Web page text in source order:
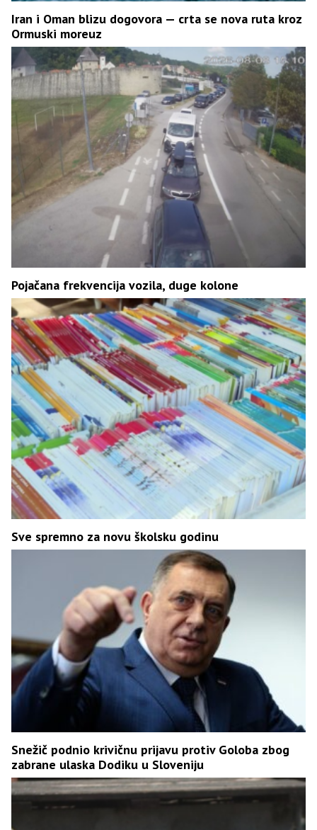
Iran i Oman blizu dogovora — crta se nova ruta kroz
Ormuski moreuz
Pojačana frekvencija vozila, duge kolone
Sve spremno za novu školsku godinu
Snežič podnio krivičnu prijavu protiv Goloba zbog
zabrane ulaska Dodiku u Sloveniju